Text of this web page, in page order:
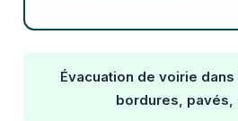
Évacuation de voirie dans
bordures, pavés,